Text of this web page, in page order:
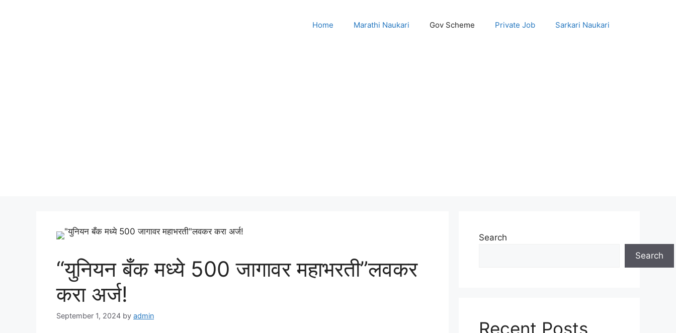
Home Marathi Naukari Gov Scheme Private Job Sarkari Naukari
“युनियन बँक मध्ये 500 जागावर महाभरती”लवकर
करा अर्ज!
September 1, 2024 by admin
Search
Search
Recent Posts